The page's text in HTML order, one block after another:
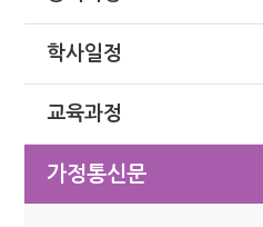
학사일정
교육과정
가정통신문